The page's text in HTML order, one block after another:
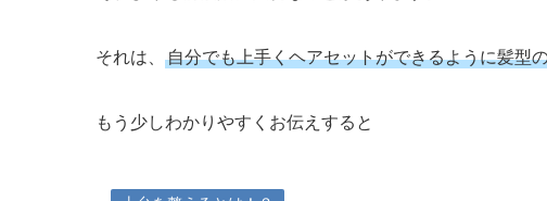
それは、 自分でも上手くヘアセットができるように髪型
もう少しわかりやすくお伝えすると